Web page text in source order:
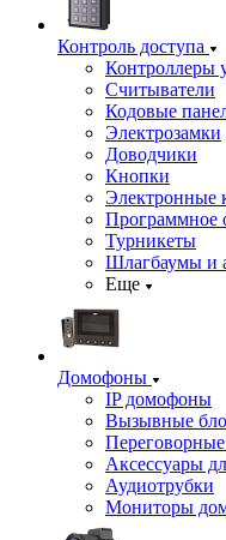
Контроль доступа
Контроллеры
Считыватели
Кодовые
Электрозамки
Доводчики
Кнопки
Электронные
Программное
Турникеты
Шлагбаумы и
Еще
Домофоны
IP домофоны
Вызывные
Аксессуары
Аудиотрубки
Мониторы